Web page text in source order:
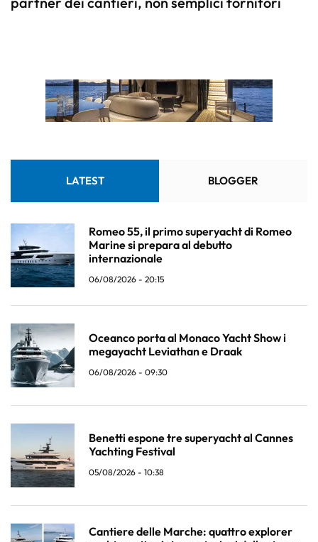
LATEST BLOGGER
Romeo 55, il primo superyacht di Romeo
Marine si prepara al debutto
internazionale
06/08/2026 - 20:15
Oceanco porta al Monaco Yacht Show i
megayacht Leviathan e Draak
06/08/2026 - 09:30
Benetti espone tre superyacht al Cannes
Yachting Festival
05/08/2026 - 10:38
Cantiere delle Marche: quattro explorer